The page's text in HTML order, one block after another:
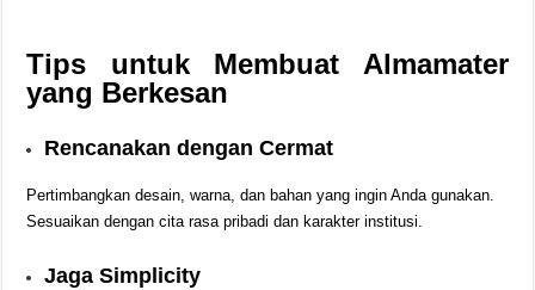
Tips untuk Membuat Almamater
yang Berkesan
Rencanakan dengan Cermat
Pertimbangkan desain, warna, dan bahan yang ingin Anda gunakan.
Sesuaikan dengan cita rasa pribadi dan karakter institusi.
Jaga Simplicity